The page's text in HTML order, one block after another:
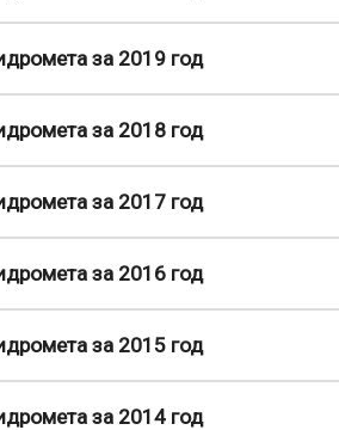
за 2019 год
за 2018 год
за 2017 год
за 2016 год
за 2015 год
за 2014 год